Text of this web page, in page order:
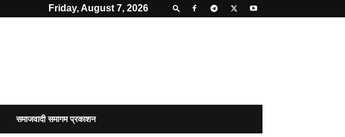
Friday, August 7, 2026
समाजवादी समागम प्रकाशन